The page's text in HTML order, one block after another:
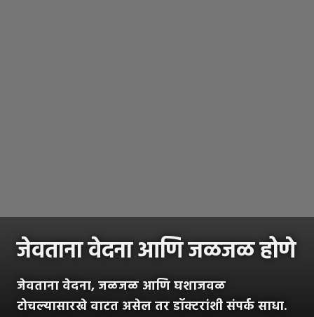
जेवताना वेदना आणि जळजळ होणे
जेवताना वेदना, जळजळ आणि घशाजवळ
टोचल्यासारखे वाटत असेल तर डॉक्टरांशी संपर्क साधा.